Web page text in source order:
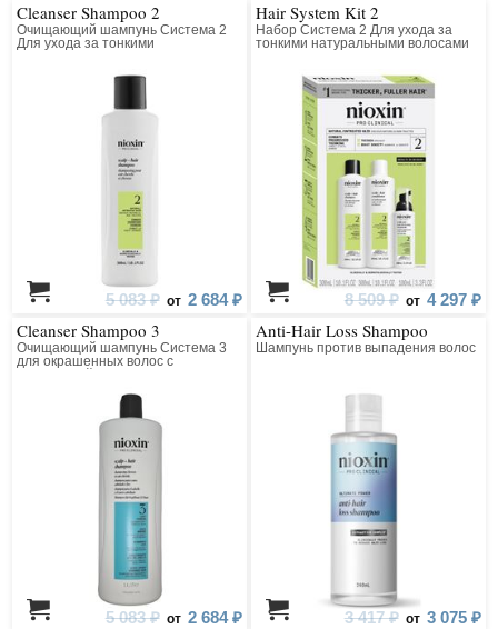
Cleanser Shampoo 2
Очищающий шампунь Система 2
Для ухода за тонкими
5 083 ₽ от 2 684 ₽
Hair System Kit 2
Набор Система 2 Для ухода за
тонкими натуральными волосами
8 509 ₽ от 4 297 ₽
Cleanser Shampoo 3
Очищающий шампунь Система 3
для окрашенных волос с
5 083 ₽ от 2 684 ₽
Anti-Hair Loss Shampoo
Шампунь против выпадения волос
3 417 ₽ от 3 075 ₽